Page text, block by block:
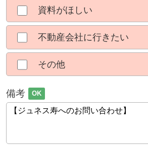
資料がほしい
不動産会社に行きたい
その他
備考 OK